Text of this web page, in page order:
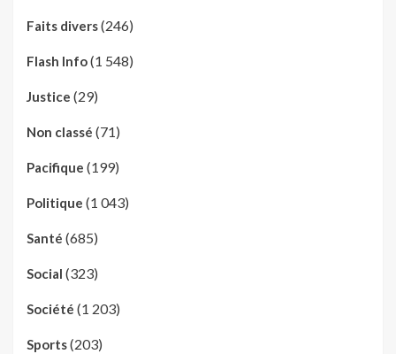
Faits divers(246)
Flash Info(1 548)
Justice (29)
Non classé (71)
Pacifique (199)
Politique (1 043)
Santé (685)
Social (323)
Société (1 203)
Sports(203)